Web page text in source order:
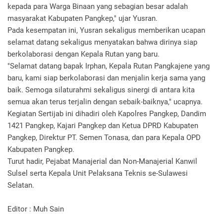
kepada para Warga Binaan yang sebagian besar adalah
masyarakat Kabupaten Pangkep," ujar Yusran.
Pada kesempatan ini, Yusran sekaligus memberikan ucapan
selamat datang sekaligus menyatakan bahwa dirinya siap
berkolaborasi dengan Kepala Rutan yang baru.
"Selamat datang bapak Irphan, Kepala Rutan Pangkajene yang
baru, kami siap berkolaborasi dan menjalin kerja sama yang
baik. Semoga silaturahmi sekaligus sinergi di antara kita
semua akan terus terjalin dengan sebaik-baiknya," ucapnya.
Kegiatan Sertijab ini dihadiri oleh Kapolres Pangkep, Dandim
1421 Pangkep, Kajari Pangkep dan Ketua DPRD Kabupaten
Pangkep, Direktur PT. Semen Tonasa, dan para Kepala OPD
Kabupaten Pangkep.
Turut hadir, Pejabat Manajerial dan Non-Manajerial Kanwil
Sulsel serta Kepala Unit Pelaksana Teknis se-Sulawesi
Selatan.
Editor : Muh Sain